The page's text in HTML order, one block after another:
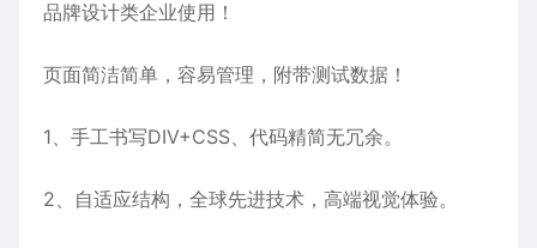
品牌设计类企业使用！
页面简洁简单，容易管理，附带测试数据！
1、手工书写DIV+CSS、代码精简无冗余。
2、自适应结构，全球先进技术，高端视觉体验。